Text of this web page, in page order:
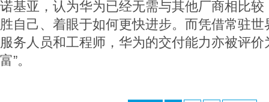
诺基亚，认为华为已经无需与其他厂商相比
胜自己、着眼于如何更快进步。而凭借常驻
服务人员和工程师，华为的交付能力亦被评价
富”。